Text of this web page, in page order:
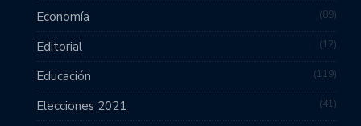
Economía 89
Editorial 12
Educación 119
Elecciones 2021 41